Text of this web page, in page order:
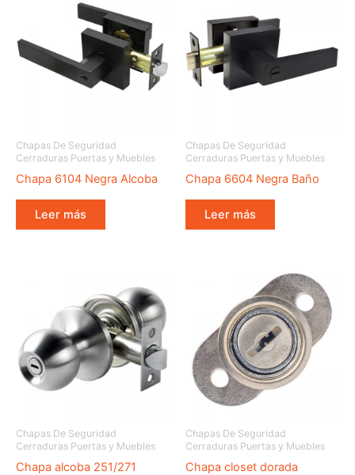
Chapas De Seguridad
Cerraduras Puertas y Muebles
Chapa 6104 Negra Alcoba
Leer más
Chapas De Seguridad
Cerraduras Puertas y Muebles
Chapa 6604 Negra Baño
Leer más
Chapas De Seguridad
Cerraduras Puertas y Muebles
Chapa alcoba 251/271
Chapas De Seguridad
Cerraduras Puertas y Muebles
Chapa closet dorada